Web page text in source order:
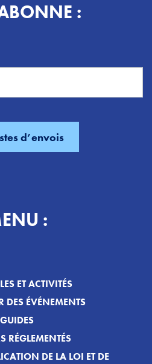
:
:
ET ACTIVITÉS
DES ÉVÉNEMENTS
GUIDES
RÉGLEMENTÉS
DE LA LOI ET DE